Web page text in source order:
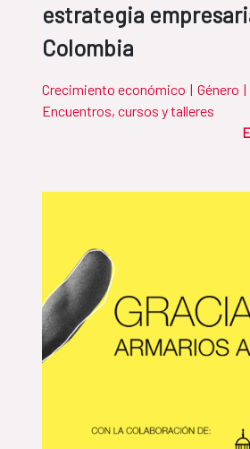
estrategia
Colombia
Crecimiento económico | Género |
Encuentros, cursos y talleres